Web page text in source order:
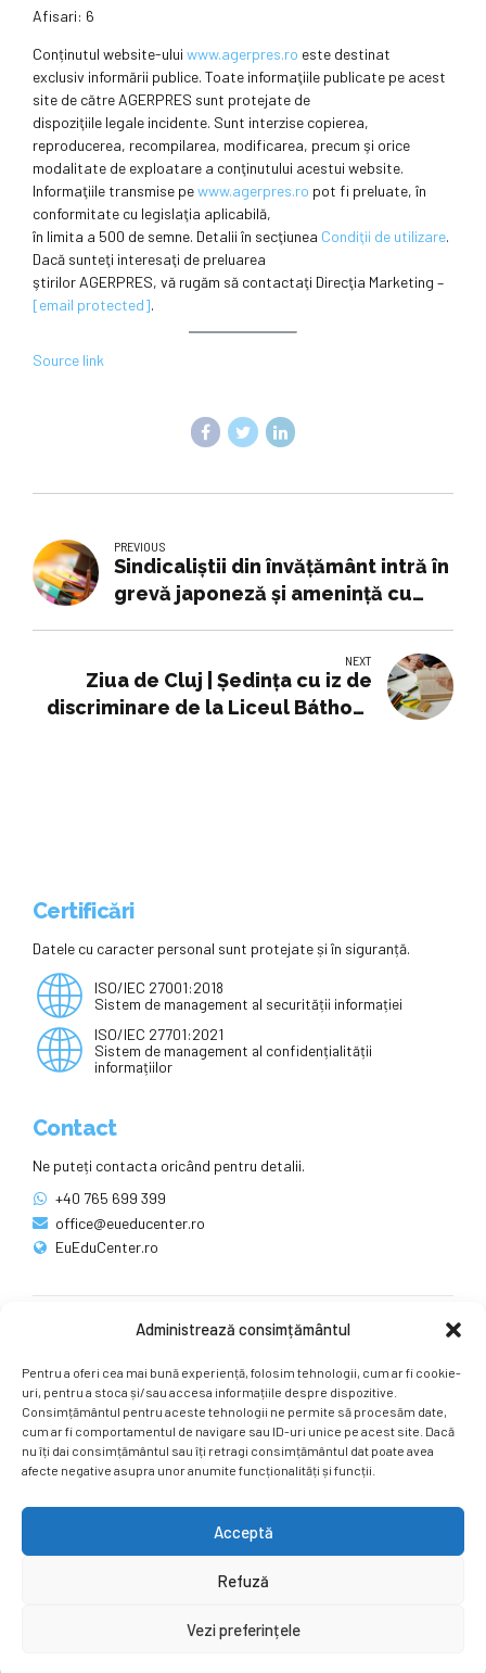
Administrează consimțământul
Pentru a oferi cea mai bună experiență, folosim tehnologii, cum ar fi cookie-
uri, pentru a stoca și/sau accesa informațiile despre dispozitive.
Consimțământul pentru aceste tehnologii ne permite să procesăm date,
cum ar fi comportamentul de navigare sau ID-uri unice pe acest site. Dacă
nu îți dai consimțământul sau îți retragi consimțământul dat poate avea
afecte negative asupra unor anumite funcționalități și funcții.
Acceptă
Refuză
Vezi preferințele
Afisari: 6
Conținutul website-ului www.agerpres.ro este destinat
exclusiv informării publice. Toate informaţiile publicate pe acest
site de către AGERPRES sunt protejate de
dispoziţiile legale incidente. Sunt interzise copierea,
reproducerea, recompilarea, modificarea, precum şi orice
modalitate de exploatare a conţinutului acestui website.
Informaţiile transmise pewww.agerpres.ro pot fi preluate, în
conformitate cu legislaţia aplicabilă,
în limita a 500 de semne. Detalii în secţiunea Condiţii de utilizare.
Dacă sunteţi interesaţi de preluarea
ştirilor AGERPRES, vă rugăm să contactaţi Direcţia Marketing –
[email protected].
Source link
PREVIOUS
Sindicaliștii din învățământ intră în
grevă japoneză și amenință cu
NEXT
Ziua de Cluj | Ședința cu iz de
discriminare de la Liceul Báthory
Certificări
Datele cu caracter personal sunt protejate și în siguranță.
ISO/IEC 27001:2018
Sistem de management al securității informației
ISO/IEC 27701:2021
Sistem de management al confidențialității
informațiilor
Contact
Ne puteți contacta oricând pentru detalii.
+40 765 699 399
office@eueducenter.ro
EuEduCenter.ro
Ne puteți găsi și pe rețelele sociale.